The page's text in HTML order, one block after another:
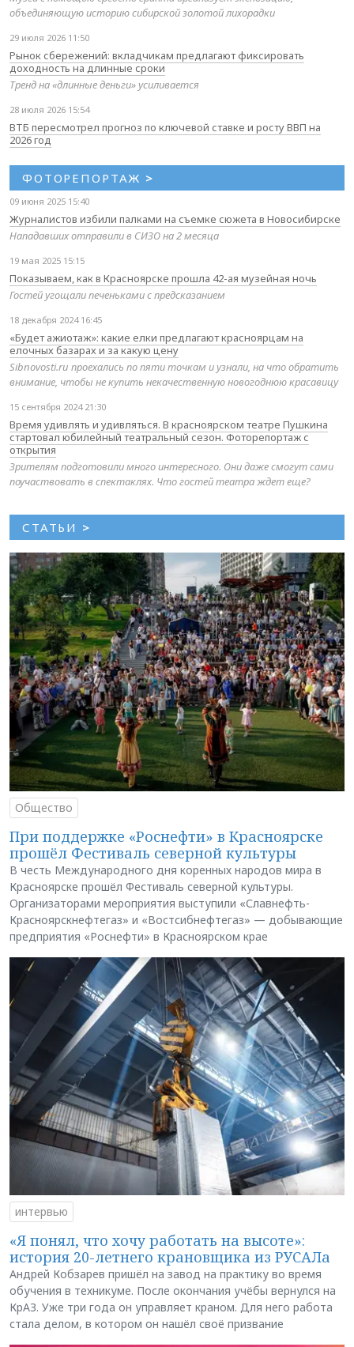
объединяющую историю сибирской золотой лихорадки
29 июля 2026 11:50
Рынок сбережений: вкладчикам предлагают фиксировать
доходность на длинные сроки
Тренд на «длинные деньги» усиливается
28 июля 2026 15:54
ВТБ пересмотрел прогноз по ключевой ставке и росту ВВП на
2026 год
ФОТОРЕПОРТАЖ >
09 июня 2025 15:40
Журналистов избили палками на съемке сюжета в Новосибирске
Нападавших отправили в СИЗО на 2 месяца
19 мая 2025 15:15
Показываем, как в Красноярске прошла 42-ая музейная ночь
Гостей угощали печеньками с предсказанием
18 декабря 2024 16:45
«Будет ажиотаж»: какие елки предлагают красноярцам на
елочных базарах и за какую цену
Sibnovosti.ru проехались по пяти точкам и узнали, на что обратить
внимание, чтобы не купить некачественную новогоднюю красавицу
15 сентября 2024 21:30
Время удивлять и удивляться. В красноярском театре Пушкина
стартовал юбилейный театральный сезон. Фоторепортаж с
открытия
Зрителям подготовили много интересного. Они даже смогут сами
поучаствовать в спектаклях. Что гостей театра ждет еще?
СТАТЬИ >
Общество
При поддержке «Роснефти» в Красноярске
прошёл Фестиваль северной культуры
В честь Международного дня коренных народов мира в
Красноярске прошёл Фестиваль северной культуры.
Организаторами мероприятия выступили «Славнефть-
Красноярскнефтегаз» и «Востсибнефтегаз» — добывающие
предприятия «Роснефти» в Красноярском крае
интервью
«Я понял, что хочу работать на высоте»:
история 20-летнего крановщика из РУСАЛа
Андрей Кобзарев пришёл на завод на практику во время
обучения в техникуме. После окончания учёбы вернулся на
КрАЗ. Уже три года он управляет краном. Для него работа
стала делом, в котором он нашёл своё призвание